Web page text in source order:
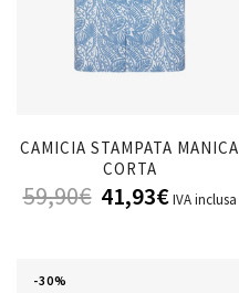
CAMICIA STAMPATA MANICA
CORTA
59,90€ 41,93€ IVA inclusa
-30%